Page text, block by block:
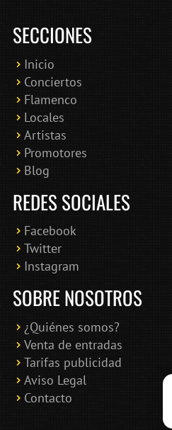
SECCIONES
Inicio
Conciertos
Flamenco
Locales
Artistas
Promotores
Blog
REDES SOCIALES
Facebook
Twitter
Instagram
SOBRE NOSOTROS
¿Quiénes somos?
Venta de entradas
Tarifas publicidad
Aviso Legal
Contacto